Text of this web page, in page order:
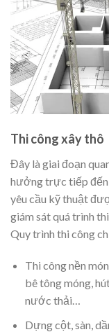
Thi công xây thô
Đây là giai đoạn
hưởng trực tiếp đến
yêu cầu kỹ thuật
giám sát quá trình
Quy trình thi công
Thi công nền
bê tông móng,
nước thải…
Dựng cột, sàn,